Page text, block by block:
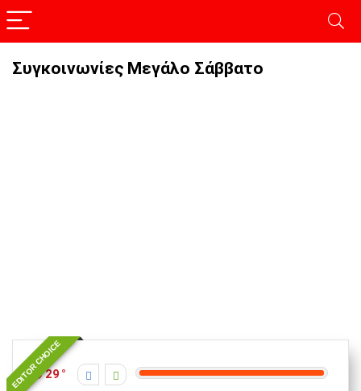
Συγκοινωνίες Μεγάλο Σάββατο
EDITOR CHOICE
29